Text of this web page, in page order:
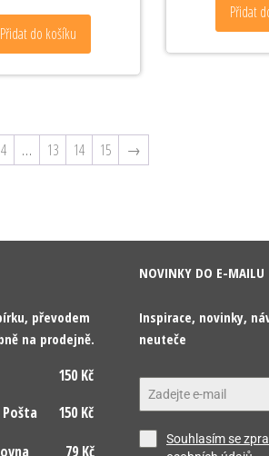
Přidat do košíku
Přidat
4 … 13 14 15 →
převodem
na prodejně.
150 Kč
Pošta
150 Kč
79 Kč
NOVINKY DO E-MAILU
Inspirace, novinky,
neuteče
Souhlasím se